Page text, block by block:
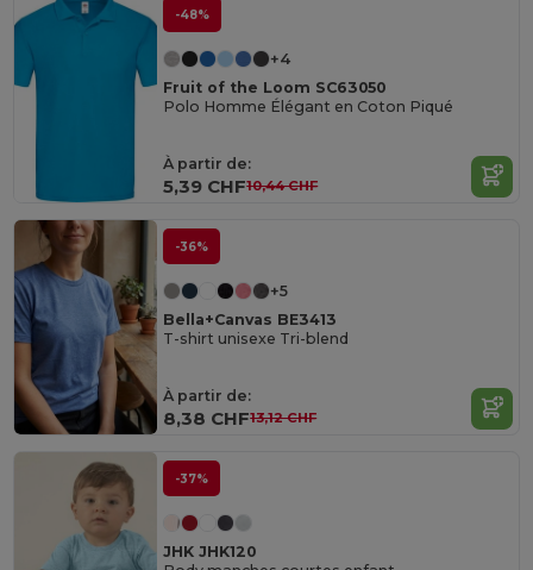
-48%
+4
Fruit of the Loom SC63050
Polo Homme Élégant en Coton Piqué
À partir de:
5,39 CHF10,44 CHF
-36%
+5
Bella+Canvas BE3413
T-shirt unisexe Tri-blend
À partir de:
8,38 CHF13,12 CHF
-37%
JHK JHK120